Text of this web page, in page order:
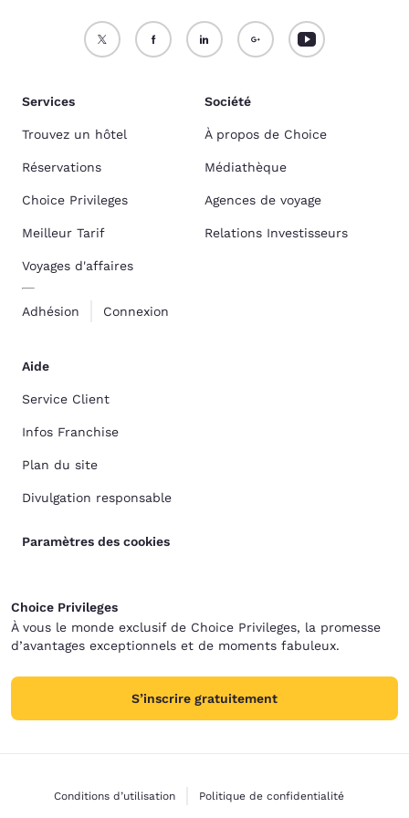
Services
Trouvez un hôtel
Réservations
Choice Privileges
Meilleur Tarif
Voyages d'affaires
Adhésion Connexion
Société
À propos de Choice
Médiathèque
Agences de voyage
Relations Investisseurs
Aide
Service Client
Infos Franchise
Plan du site
Divulgation responsable
Paramètres des cookies
Choice Privileges
À vous le monde exclusif de Choice Privileges, la promesse
d’avantages exceptionnels et de moments fabuleux.
S’inscrire gratuitement
Conditions d’utilisation Politique de confidentialité